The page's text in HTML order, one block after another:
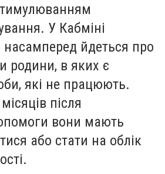
У Кабміні
йдеться про
родини, в яких є
які не працюють.
після
вони мають
або стати на облік